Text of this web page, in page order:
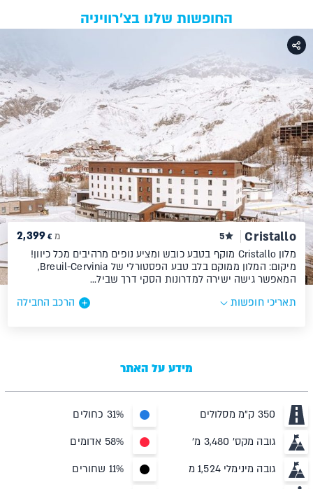
החופשות שלנו בצ’רוויניה
Cristallo
5 מ 2,399 €
מלון Cristallo מוקף בטבע כובש ומציע נופים מרהיבים מכל כיוון!
מיקום: המלון ממוקם בלב טבע הפסטורלי של Breuil-Cervinia,
המאפשר גישה ישירה למדרונות הסקי דרך שביל…
תאריכי חופשות
הרכב החבילה
מידע על האתר
350 ק"מ מסלולים 31% כחולים
גובה מקס' 3,480 מ' 58% אדומים
גובה מינימלי 1,524 מ 11% שחורים